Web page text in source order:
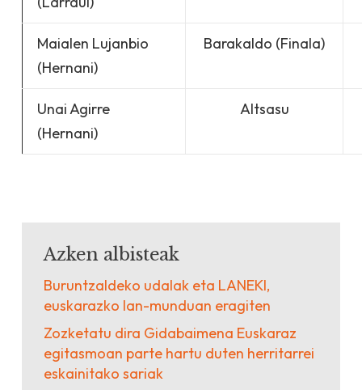
Maialen Lujanbio
(Hernani)
Barakaldo (Finala)
Unai Agirre
(Hernani)
Altsasu
Azken albisteak
Buruntzaldeko udalak eta LANEKI,
euskarazko lan-munduan eragiten
Zozketatu dira Gidabaimena Euskaraz
egitasmoan parte hartu duten herritarrei
eskainitako sariak